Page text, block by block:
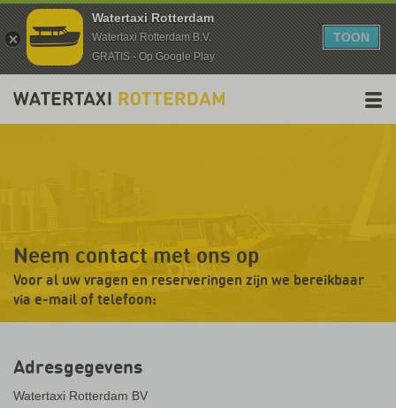
Neem contact met ons op
Voor al uw vragen en reserveringen zijn we bereikbaar
via e-mail of telefoon:
Adresgegevens
Watertaxi Rotterdam BV
Watertaxi Rotterdam
Watertaxi Rotterdam B.V.
GRATIS - Op Google Play
TOON